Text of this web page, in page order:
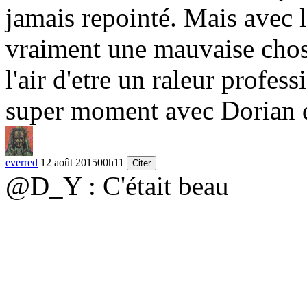
jamais repointé. Mais avec
vraiment une mauvaise
l'air d'etre un raleur
super moment avec
everred 12 août 201500h11 Citer
@D_Y : C'était beau